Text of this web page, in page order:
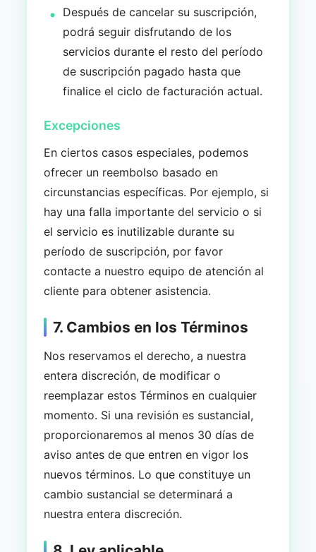
Después de cancelar su suscripción,
podrá seguir disfrutando de los
servicios durante el resto del período
de suscripción pagado hasta que
finalice el ciclo de facturación actual.
Excepciones
En ciertos casos especiales, podemos
ofrecer un reembolso basado en
circunstancias específicas. Por ejemplo, si
hay una falla importante del servicio o si
el servicio es inutilizable durante su
período de suscripción, por favor
contacte a nuestro equipo de atención al
cliente para obtener asistencia.
7. Cambios en los Términos
Nos reservamos el derecho, a nuestra
entera discreción, de modificar o
reemplazar estos Términos en cualquier
momento. Si una revisión es sustancial,
proporcionaremos al menos 30 días de
aviso antes de que entren en vigor los
nuevos términos. Lo que constituye un
cambio sustancial se determinará a
nuestra entera discreción.